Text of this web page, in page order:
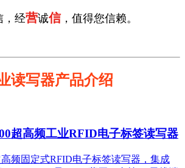
，经营诚信，值得您信赖。
读写器产品介绍
超高频工业RFID电子标签读写器
高频固定式RFID电子标签读写器，集成